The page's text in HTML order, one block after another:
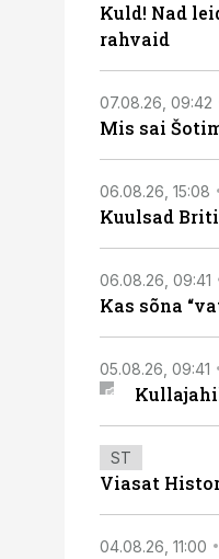
Kuld! Nad
rahvaid
07.08.26, 09:42
Mis sai
06.08.26, 15:08
Kuulsad
06.08.26, 09:41
Kas sõna
05.08.26, 09:41
ST
Viasat
04.08.26, 11:00